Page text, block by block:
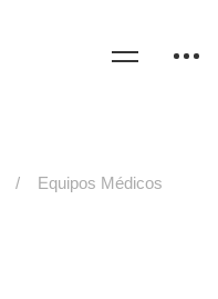
Equipos Médicos